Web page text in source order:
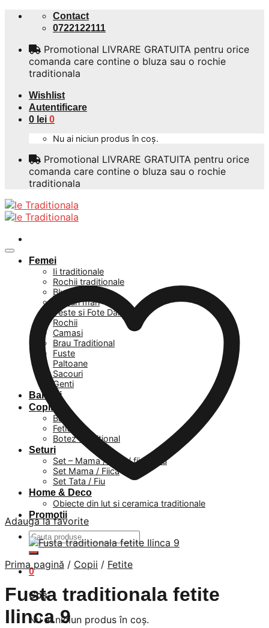
Skip
Contact
0722122111
Promotional LIVRARE GRATUITA pentru orice
comanda care contine o bluza sau o rochie
traditionala
Wishlist
Autentificare
0 lei 0
Nu ai niciun produs în coș.
Promotional LIVRARE GRATUITA pentru orice
comanda care contine o bluza sau o rochie
traditionala
Femei
Ii traditionale
Rochii traditionale
Bluze
Masuri mari
Veste si Fote Dama
Rochii
Camasi
Brau Traditional
Fuste
Paltoane
Sacouri
Genti
Barbati
Copii
Baieti
Fetite
Botez Traditional
Seturi
Set – Mama / Tata / fiica / fiu
Set Mama / Fiica
Set Tata / Fiu
Home & Deco
Obiecte din lut si ceramica traditionale
Promotii
Caută
după:
0
Coș
Nu ai niciun produs în coș.
Adauga la favorite
Prima pagină / Copii / Fetite
Fusta traditionala fetite
Ilinca 9